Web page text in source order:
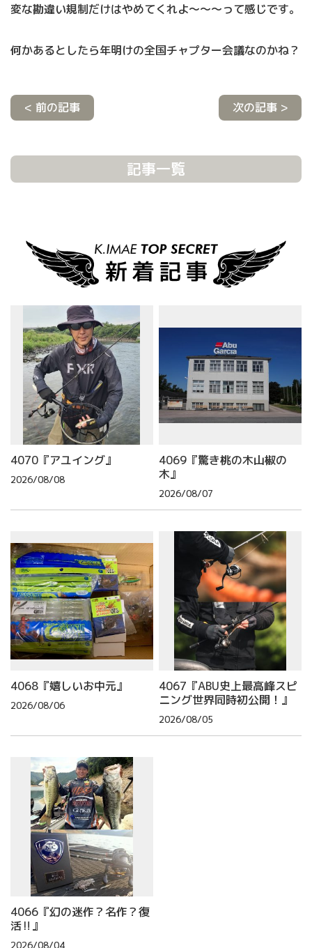
変な勘違い規制だけはやめてくれよ～～～って感じです。
何かあるとしたら年明けの全国チャプター会議なのかね？
< 前の記事 次の記事 >
記事一覧
4070『アユイング』
2026/08/08
4069『驚き桃の木山椒の
木』
2026/08/07
4068『嬉しいお中元』
2026/08/06
4067『ABU史上最高峰スピ
ニング世界同時初公開！』
2026/08/05
4066『幻の迷作？名作？復
活‼』